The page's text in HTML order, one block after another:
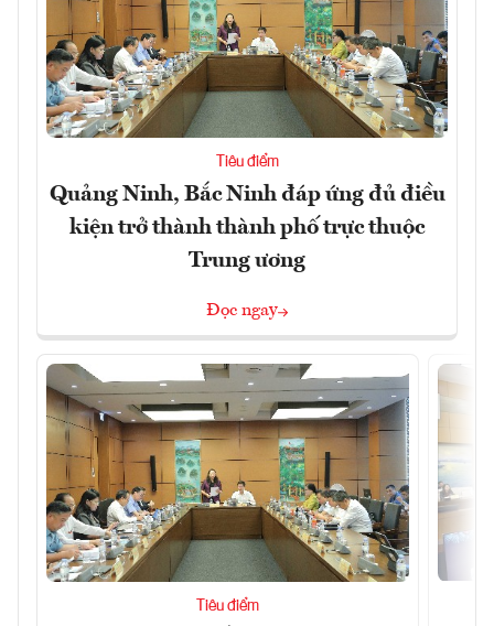
Tiêu điểm
Quảng Ninh, Bắc Ninh đáp ứng đủ điều
kiện trở thành thành phố trực thuộc
Trung ương
Đọc ngay
Tiêu điểm